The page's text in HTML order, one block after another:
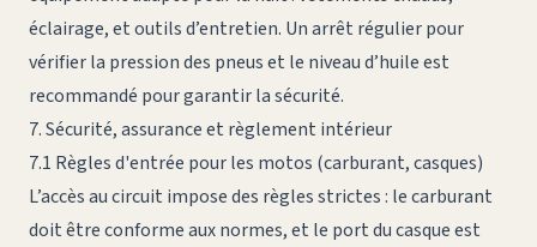
éclairage, et outils d’entretien. Un arrêt régulier pour
vérifier la pression des pneus et le niveau d’huile est
recommandé pour garantir la sécurité.
7. Sécurité, assurance et règlement intérieur
7.1 Règles d'entrée pour les motos (carburant, casques)
L’accès au circuit impose des règles strictes : le carburant
doit être conforme aux normes, et le port du casque est